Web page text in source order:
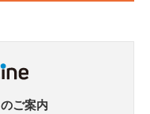
のご案内